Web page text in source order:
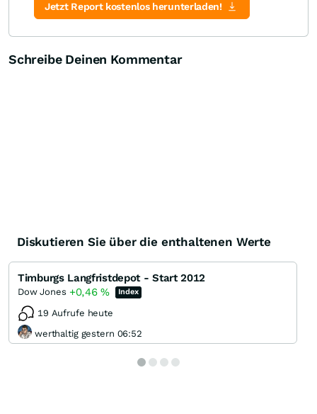
Jetzt Report kostenlos herunterladen!
Schreibe Deinen Kommentar
Diskutieren Sie über die enthaltenen Werte
Timburgs Langfristdepot - Start 2012
Dow Jones +0,46% Index
19 Aufrufe heute
werthaltig gestern 06:52